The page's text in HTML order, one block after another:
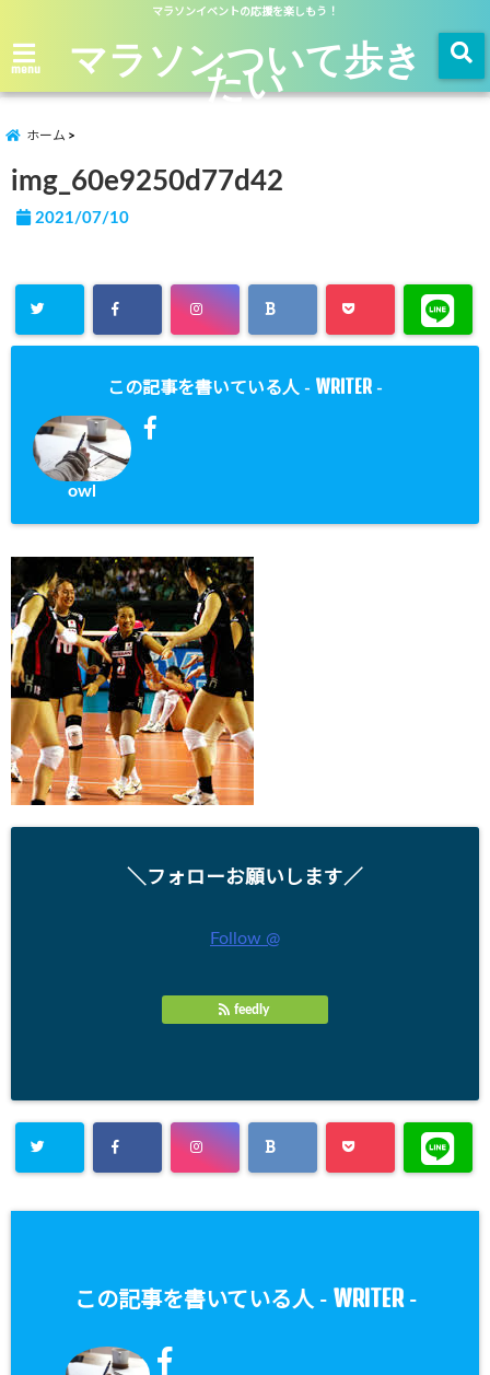
マラソンイベントの応援を楽しもう！
menu マラソンついて歩き
たい
ホーム
img_60e9250d77d42
2021/07/10
この記事を書いている人 - WRITER -
owl
＼フォローお願いします／
Follow @
feedly
この記事を書いている人 - WRITER-